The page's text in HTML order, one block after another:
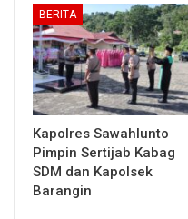
BERITA
Kapolres Sawahlunto
Pimpin Sertijab Kabag
SDM dan Kapolsek
Barangin